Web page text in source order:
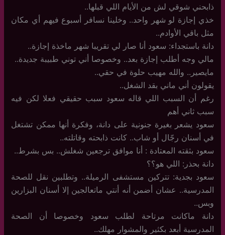
ذابحني شوقي لش من الأيام اللي قبلها..
خذي إجازة لو شهر واحد.. وخلينا نسافر أسبوع فيهم أي مكان
مثل باقي الأوادم..
دانة باستجداء: سعود أنا صار لي تقريبا شهر ماخذة إجازة..
مالي وجه أطلب إجازة بعد.. وخصوصا أني توني طبيبة جديدة..
مايصير.. والله مهيب حلوة في حقي..
يقولون أني ماني بقد الشغل..
رغم أن السبب اللي قاله سعود سبب حقيقي فعلا لكن فيه
سبب ثاني أهم
سعود يشعر بغيرة جنونية على دانة، وفكرة أنها ممكن تشتغل
في أسنان رجّال أو شاب.. كانت ذابحته وقاتلته..
سعود بثقته المعتادة : أنا موافق ترجعين شغلش.. بس بشرط..
دانة بحذر: اللي هو؟؟
سعود بجدية: تتركين مستشفى الرميلة.. وتطلبين نقل للصحة
المدرسية.. عشان أضمن أنه أنتي ماتعالجين إلا أسنان البزارين
وبس..
دانة ماكانت مرتاحة لطلب سعود وخصوصا أن الصحة
المدرسية أبعد بكثير والمشوار مهلك..